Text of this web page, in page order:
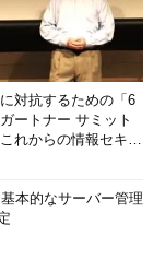
対抗するための「6
ートナー サミット
れからの情報セキュ
本的なサーバー管理